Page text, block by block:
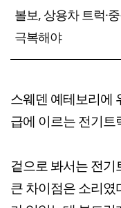
볼보, 상용차 트럭·
극복해야
스웨덴 예테보리에
급에 이르는 전기
겉으로 봐서는 전
큰 차이점은 소리였